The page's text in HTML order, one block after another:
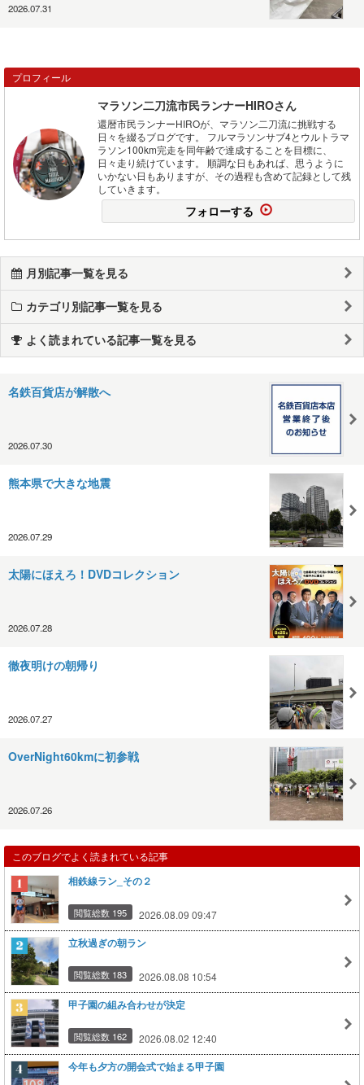
2026.07.31
プロフィール
マラソン二刀流市民ランナーHIROさん
還暦市民ランナーHIROが、マラソン二刀流に挑戦する
日々を綴るブログです。 フルマラソンサブ4とウルトラマ
ラソン100km完走を同年齢で達成することを目標に、
日々走り続けています。 順調な日もあれば、思うように
いかない日もありますが、その過程も含めて記録として残
していきます。
フォローする
月別記事一覧を見る
カテゴリ別記事一覧を見る
よく読まれている記事一覧を見る
名鉄百貨店が解散へ
2026.07.30
熊本県で大きな地震
2026.07.29
太陽にほえろ！DVDコレクション
2026.07.28
徹夜明けの朝帰り
2026.07.27
OverNight60kmに初参戦
2026.07.26
このブログでよく読まれている記事
相鉄線ラン_その２
閲覧総数 195 2026.08.09 09:47
立秋過ぎの朝ラン
閲覧総数 183 2026.08.08 10:54
甲子園の組み合わせが決定
閲覧総数 162 2026.08.02 12:40
今年も夕方の開会式で始まる甲子園